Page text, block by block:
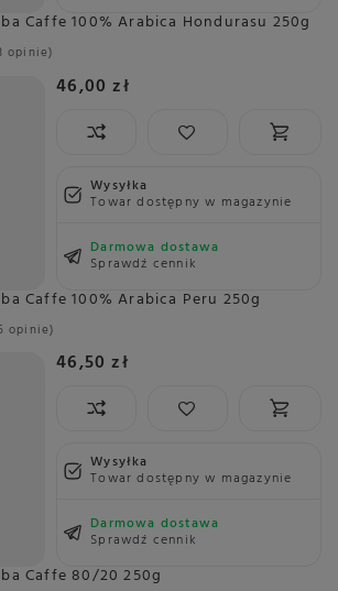
Caffe 100% Arabica Hondurasu 250g
opinie
46,00 zł
Wysyłka
Towar dostępny w magazynie
Darmowa dostawa
Sprawdź cennik
Caffe 100% Arabica Peru 250g
opinie
46,50 zł
Wysyłka
Towar dostępny w magazynie
Darmowa dostawa
Sprawdź cennik
Caffe 80/20 250g